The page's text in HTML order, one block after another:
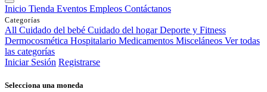
Inicio Tienda Eventos Empleos Contáctanos
Categorías
All Cuidado del bebé Cuidado del hogar Deporte y Fitness
Dermocosmética Hospitalario Medicamentos Misceláneos Ver todas
las categorías
Iniciar Sesión Registrarse
Selecciona una moneda